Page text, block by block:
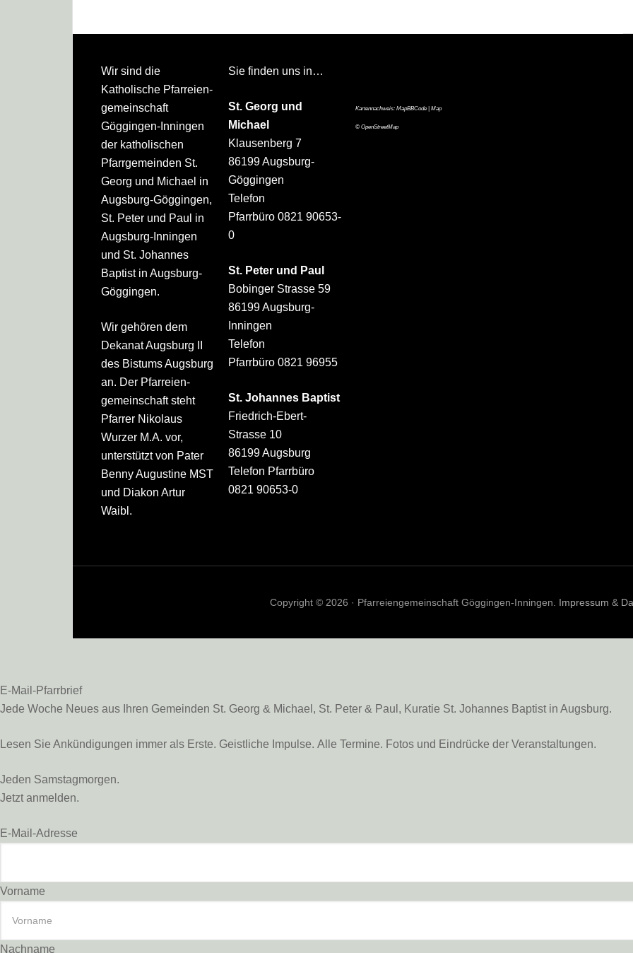
Footer
Wir sind die
Katholische Pfarreien­
gemeinschaft
Göggingen-Inningen
der katholischen
Pfarrgemeinden St.
Georg und Michael in
Augsburg-Göggingen,
St. Peter und Paul in
Augsburg-Inningen
und St. Johannes
Baptist in Augsburg-
Göggingen.
Wir gehören dem
Dekanat Augsburg II
des Bistums Augsburg
an. Der Pfarreien­
gemeinschaft steht
Pfarrer Nikolaus
Wurzer M.A. vor,
unterstützt von Pater
Benny Augustine MST
und Diakon Artur
Waibl.
Sie finden uns in…
St. Georg und
Michael
Klausenberg 7
86199 Augsburg-
Göggingen
Telefon
Pfarrbüro 0821 90653-
0
St. Peter und Paul
Bobinger Strasse 59
86199 Augsburg-
Inningen
Telefon
Pfarrbüro 0821 96955
St. Johannes Baptist
Friedrich-Ebert-
Strasse 10
86199 Augsburg
Telefon Pfarrbüro
0821 90653-0
Kartennachweis: MapBBCode| Map
© OpenStreetMap
Copyright © 2026 · Pfarreiengemeinschaft Göggingen-Inningen. Impressum &
E-Mail-Pfarrbrief
Jede Woche Neues aus Ihren Gemeinden St. Georg & Michael, St. Peter & Paul, Kuratie St. Johannes Baptist in Augsburg.
Lesen Sie Ankündigungen immer als Erste. Geistliche Impulse. Alle Termine. Fotos und Eindrücke der Veranstaltungen.
Jeden Samstagmorgen.
Jetzt anmelden.
E-Mail-Adresse
Vorname
Nachname